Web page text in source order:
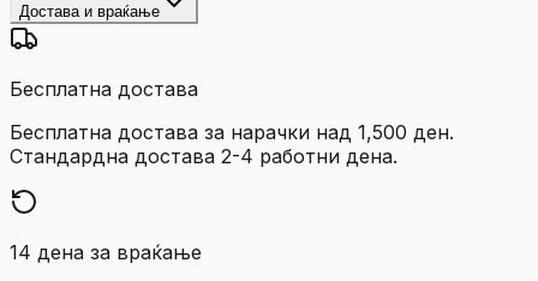
Достава и враќање
Бесплатна достава
Бесплатна достава за нарачки над 1,500 ден.
Стандардна достава 2-4 работни дена.
14 дена за враќање